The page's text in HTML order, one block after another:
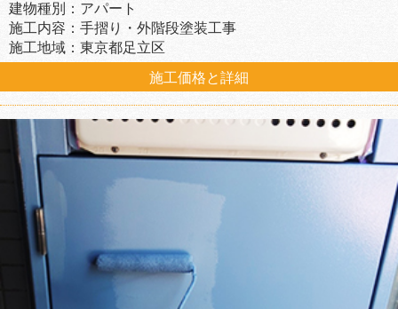
建物種別：アパート
施工内容：手摺り・外階段塗装工事
施工地域：東京都足立区
施工価格と詳細